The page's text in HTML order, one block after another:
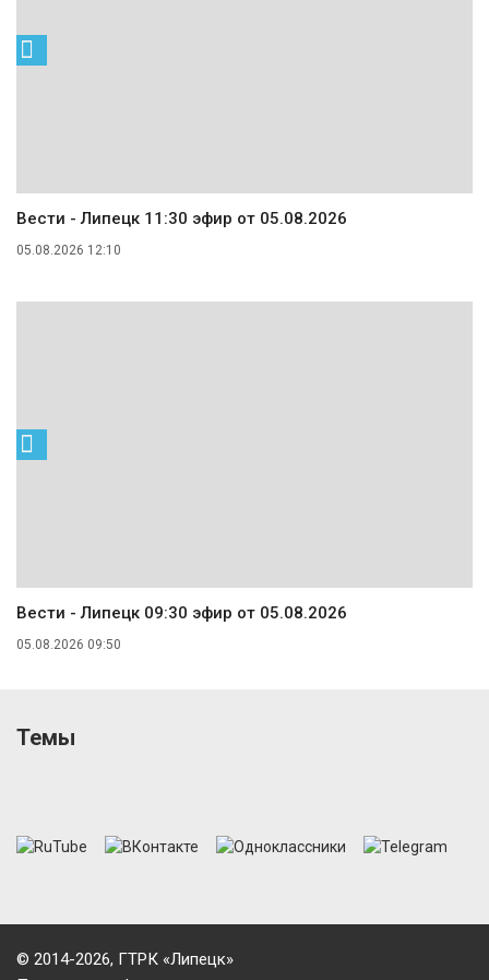
Вести - Липецк 11:30 эфир от 05.08.2026
05.08.2026 12:10
Вести - Липецк 09:30 эфир от 05.08.2026
05.08.2026 09:50
Темы
© 2014-2026, ГТРК «Липецк»